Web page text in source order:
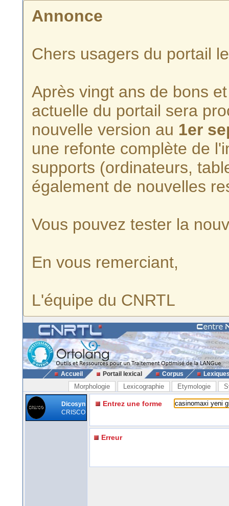
Annonce
Chers usagers du portail
Après vingt ans de bons
actuelle du portail sera
nouvelle version au 1er
une refonte complète de
supports (ordinateurs,
également de nouvelles
Vous pouvez tester la
En vous remerciant,
L'équipe du CNRTL
Accueil Portail lexical Corpus
Morphologie Lexicographie Etymologie
Dicosyn
CRISCO
Entrez une forme
Erreur